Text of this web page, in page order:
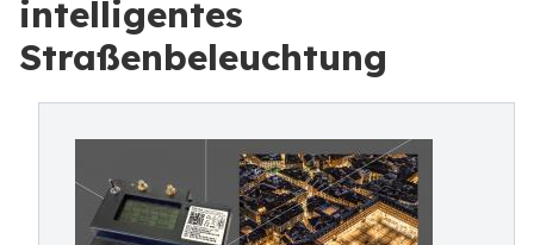
intelligentes
Straßenbeleuchtung